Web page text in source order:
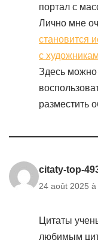
портал с
Лично мне
становится
с
Здесь
разместить
citaty-top-
24 août 2025 à
Цитаты
любимым